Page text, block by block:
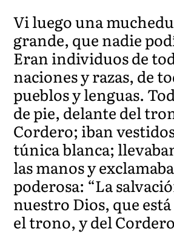
Vi luego una
grande, que nadie
Eran individuos de
naciones y razas, de
pueblos y lenguas.
de pie, delante del
Cordero; iban
túnica blanca;
las manos y
poderosa: “La
nuestro Dios, que
el trono, y del